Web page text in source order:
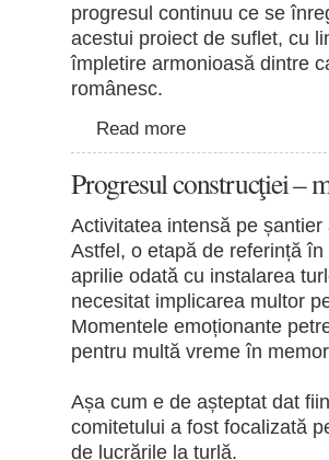
progresul continuu ce se
acestui proiect de suflet, cu
împletire armonioasă dintre
românesc.
Read more
Progresul construcţiei –
Activitatea intensă pe
Astfel, o etapă de referință
aprilie odată cu instalarea
necesitat implicarea multor
Momentele emoționante
pentru multă vreme în
Așa cum e de așteptat dat
comitetului a fost focalizată
de lucrările la turlă.